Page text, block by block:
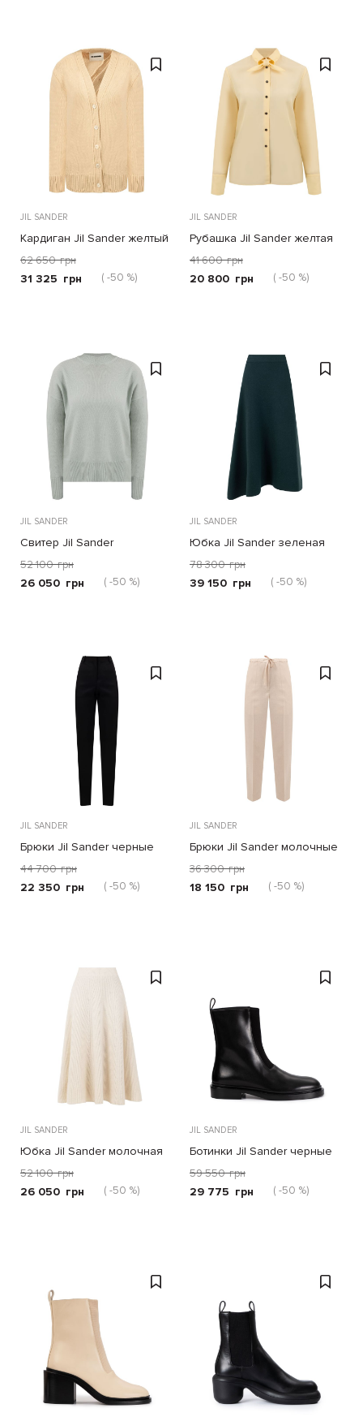
JIL SANDER
Кардиган Jil Sander желтый
62 650 грн
31 325 грн ( -50 %)
JIL SANDER
Рубашка Jil Sander желтая
41 600 грн
20 800 грн ( -50 %)
JIL SANDER
Свитер Jil Sander
ментоловый
52 100 грн
26 050 грн ( -50 %)
JIL SANDER
Юбка Jil Sander зеленая
78 300 грн
39 150 грн ( -50 %)
JIL SANDER
Брюки Jil Sander черные
44 700 грн
22 350 грн ( -50 %)
JIL SANDER
Брюки Jil Sander молочные
36 300 грн
18 150 грн ( -50 %)
JIL SANDER
Юбка Jil Sander молочная
52 100 грн
26 050 грн ( -50 %)
JIL SANDER
Ботинки Jil Sander черные
59 550 грн
29 775 грн ( -50 %)